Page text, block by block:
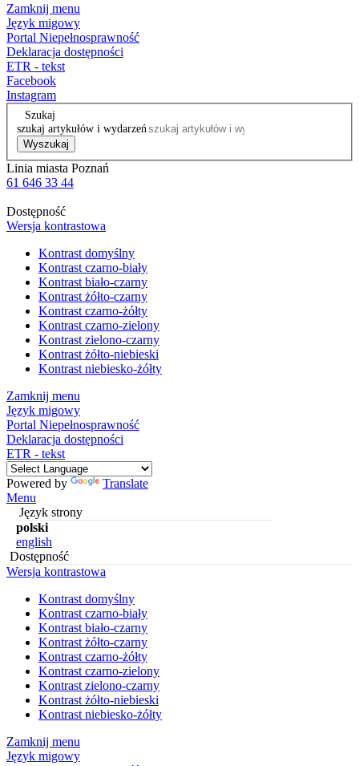
Zamknij menu
Język migowy
Portal Niepełnosprawność
Deklaracja dostępności
ETR - tekst
Facebook
Instagram
Szukaj
szukaj artykułów i wydarzeń
Wyszukaj
Linia miasta Poznań
61 646 33 44
Dostępność
Wersja kontrastowa
Kontrast domyślny
Kontrast czarno-biały
Kontrast biało-czarny
Kontrast żółto-czarny
Kontrast czarno-żółty
Kontrast czarno-zielony
Kontrast zielono-czarny
Kontrast żółto-niebieski
Kontrast niebiesko-żółty
Zamknij menu
Język migowy
Portal Niepełnosprawność
Deklaracja dostępności
ETR - tekst
Powered by
Translate
Menu
Język strony
polski
english
Dostępność
Wersja kontrastowa
Kontrast domyślny
Kontrast czarno-biały
Kontrast biało-czarny
Kontrast żółto-czarny
Kontrast czarno-żółty
Kontrast czarno-zielony
Kontrast zielono-czarny
Kontrast żółto-niebieski
Kontrast niebiesko-żółty
Zamknij menu
Język migowy